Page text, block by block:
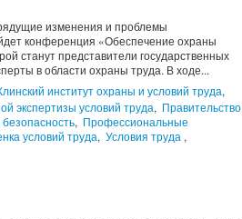
изменения и проблемы
конференция «Обеспечение охраны
станут представители государственных
в области охраны труда. В ходе...
институт охраны и условий труда,
экспертизы условий труда, Правительство
, Профессиональные
условий труда, Условия труда ,